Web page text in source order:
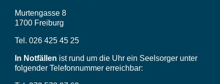
Murtengasse 8
1700 Freiburg
Tel. 026 425 45 25
In Notfällen ist rund um die Uhr ein Seelsorger unter
folgender Telefonnummer erreichbar: